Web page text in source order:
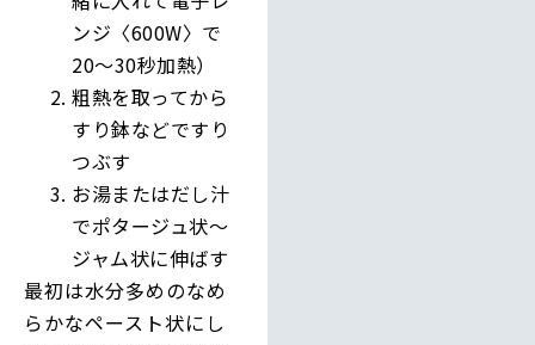
ンジ〈600W〉で
20～30秒加熱）
粗熱を取ってから
すり鉢などですり
つぶす
お湯またはだし汁
でポタージュ状～
ジャム状に伸ばす
最初は水分多めのなめ
らかなペースト状にし